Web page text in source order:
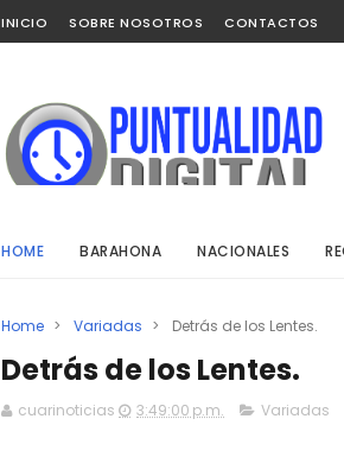
INICIO SOBRE NOSOTROS CONTACTOS
HOME BARAHONA NACIONALES
Home > Variadas > Detrás de los Lentes.
Detrás de los Lentes.
cuarinoticias 3:49:00 p.m. Variadas